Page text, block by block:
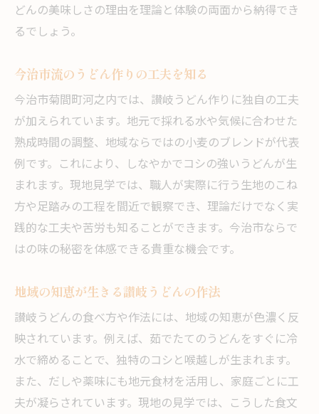
どんの美味しさの理由を理論と体験の両面から納得でき
るでしょう。
今治市流のうどん作りの工夫を知る
今治市菊間町河之内では、讃岐うどん作りに独自の工夫
が加えられています。地元で採れる水や気候に合わせた
熟成時間の調整、地域ならではの小麦のブレンドが代表
例です。これにより、しなやかでコシの強いうどんが生
まれます。現地見学では、職人が実際に行う生地のこね
方や足踏みの工程を間近で観察でき、理論だけでなく実
践的な工夫や苦労も知ることができます。今治市ならで
はの味の秘密を体感できる貴重な機会です。
地域の知恵が生きる讃岐うどんの作法
讃岐うどんの食べ方や作法には、地域の知恵が色濃く反
映されています。例えば、茹でたてのうどんをすぐに冷
水で締めることで、独特のコシと喉越しが生まれます。
また、だしや薬味にも地元食材を活用し、家庭ごとに工
夫が凝らされています。現地の見学では、こうした食文